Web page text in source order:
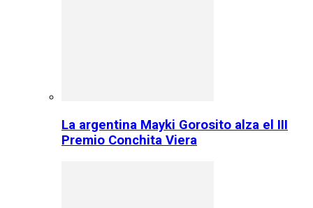
La argentina Mayki Gorosito alza el III
Premio Conchita Viera